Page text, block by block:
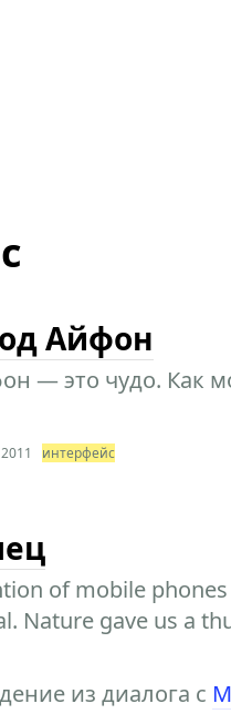
Айфон
— это чудо. Как
2011 интерфейс
of mobile
Nature gave us a
из диалога с